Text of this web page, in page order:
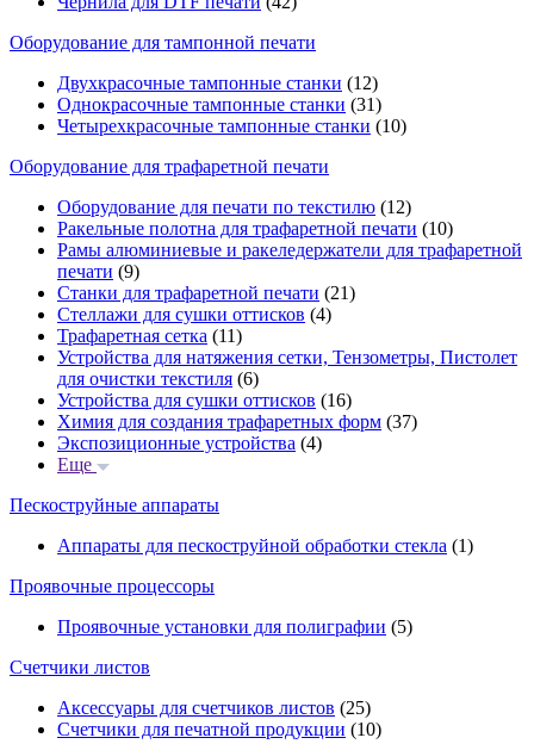
Оборудование для тампонной печати
Двухкрасочные тампонные станки (12)
Однокрасочные тампонные станки (31)
Четырехкрасочные тампонные станки (10)
Оборудование для трафаретной печати
Оборудование для печати по текстилю (12)
Ракельные полотна для трафаретной печати (10)
Рамы алюминиевые и ракеледержатели для трафаретной
печати (9)
Станки для трафаретной печати (21)
Стеллажи для сушки оттисков (4)
Трафаретная сетка (11)
Устройства для натяжения сетки, Тензометры, Пистолет
для очистки текстиля (6)
Устройства для сушки оттисков (16)
Химия для создания трафаретных форм (37)
Экспозиционные устройства (4)
Еще
Пескоструйные аппараты
Аппараты для пескоструйной обработки стекла (1)
Проявочные процессоры
Проявочные установки для полиграфии (5)
Счетчики листов
Аксессуары для счетчиков листов (25)
Счетчики для печатной продукции (10)